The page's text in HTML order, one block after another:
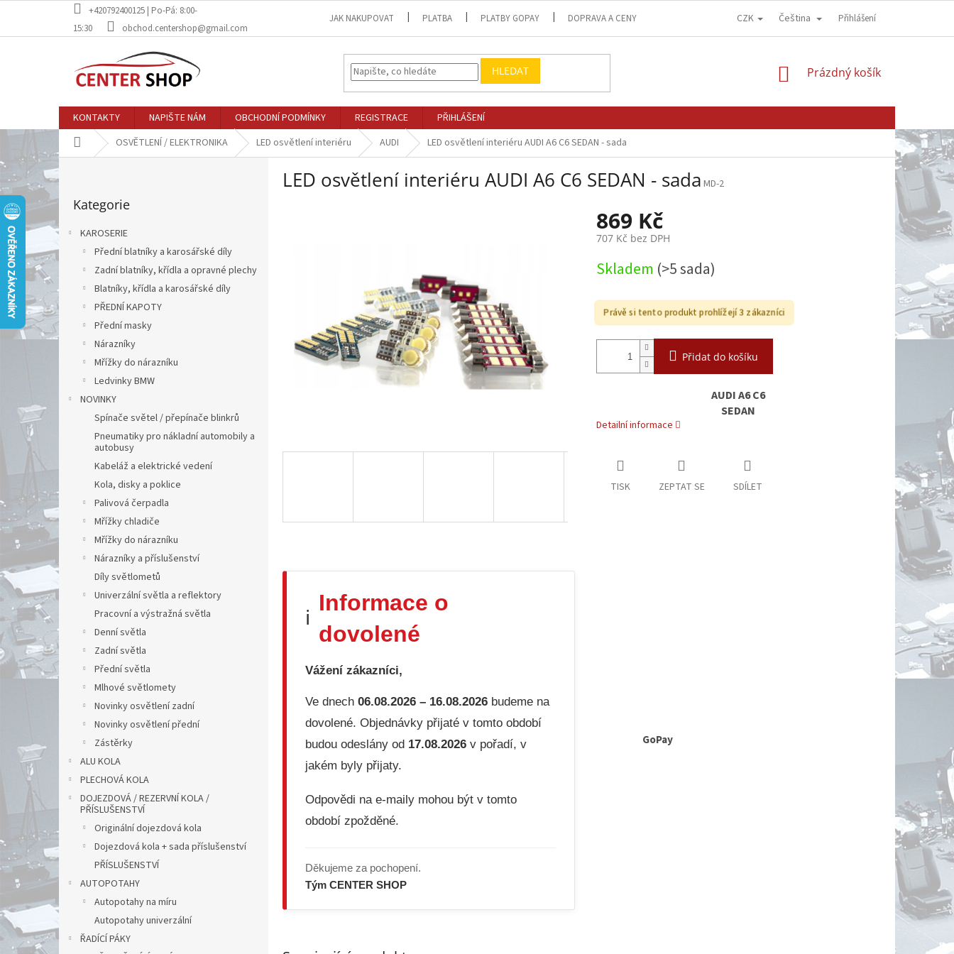
obsah
+420792400125 | Po-Pá: 8:00-
15:30
obchod.centershop@gmail.com
JAK NAKUPOVAT PLATBA PLATBY GOPAY DOPRAVA A CENY OBCHODNÍ PODMÍNKY GDPR - OCHRANA OSOBNÍCH ÚDAJŮ
CZK Čeština Přihlášení
HLEDAT
NÁKUPNÍ
Prázdný košík
KONTAKTY NAPIŠTE NÁM OBCHODNÍ PODMÍNKY REGISTRACE
PŘIHLÁŠENÍ
Domů OSVĚTLENÍ / ELEKTRONIKA LED osvětlení interiéru AUDI LED osvětlení interiéru AUDI A6 C6 SEDAN - sada
P
o
s
r
n
í
p
a
n
kategorie
Kategorie
KAROSERIE
Přední blatníky a karosářské díly
Zadní blatníky, křídla a opravné plechy
Blatníky, křídla a karosářské díly
PŘEDNÍ KAPOTY
Přední masky
Nárazníky
Mřížky do nárazníku
Ledvinky BMW
NOVINKY
Spínače světel / přepínače blinkrů
Pneumatiky pro nákladní automobily a
autobusy
Kabeláž a elektrické vedení
Kola, disky a poklice
Palivová čerpadla
Mřížky chladiče
Mřížky do nárazníku
Nárazníky a příslušenství
Díly světlometů
Univerzální světla a reflektory
Pracovní a výstražná světla
Denní světla
Zadní světla
Přední světla
Mlhové světlomety
Novinky osvětlení zadní
Novinky osvětlení přední
Zástěrky
ALU KOLA
PLECHOVÁ KOLA
DOJEZDOVÁ / REZERVNÍ KOLA /
PŘÍSLUŠENSTVÍ
Originální dojezdová kola
Dojezdová kola + sada příslušenství
PŘÍSLUŠENSTVÍ
AUTOPOTAHY
Autopotahy na míru
Autopotahy univerzální
ŘADÍCÍ PÁKY
LED osvětlení interiéru AUDI A6 C6 SEDAN - sada MD-2
869 Kč
707 Kč bez DPH
cena:
Skladem (>5 sada)
Právě si tento produkt prohlížejí 3 zákazníci
Přidat do košíku
AUDI A6 C6
SEDAN
Detailní informace
TISK ZEPTAT SE SDÍLET
ℹ️
Informace o
dovolené
Vážení zákazníci,
Ve dnech 06.08.2026 – 16.08.2026 budeme na
dovolené. Objednávky přijaté v tomto období
budou odeslány od 17.08.2026 v pořadí, v
jakém byly přijaty.
Odpovědi na e-maily mohou být v tomto
období zpožděné.
Děkujeme za pochopení.
Tým CENTER SHOP
GoPay